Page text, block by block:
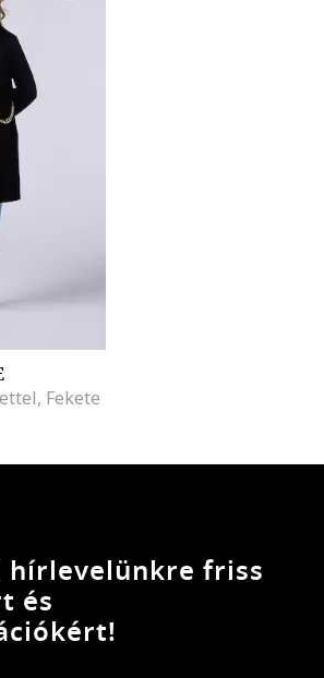
Fekete
friss
és